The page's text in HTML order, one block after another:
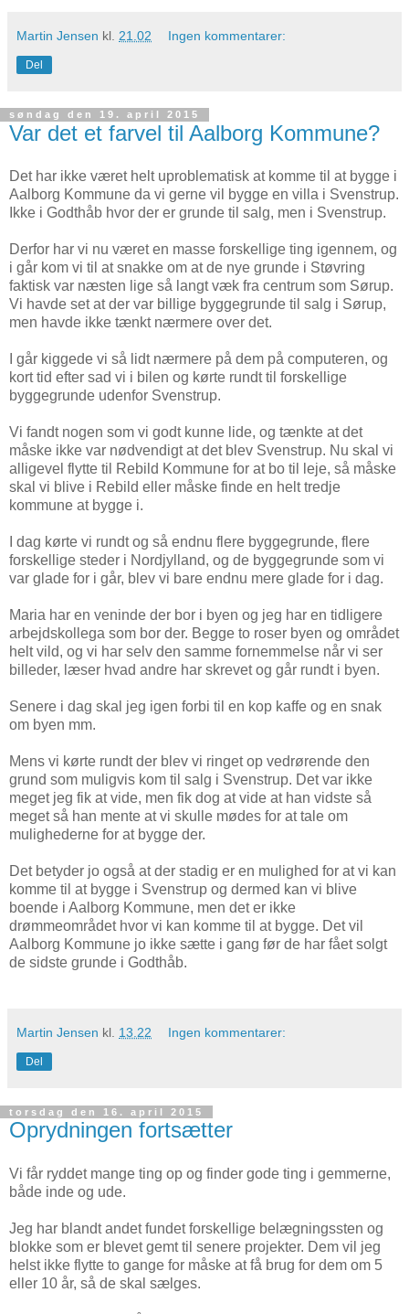
Martin Jensen kl. 21.02 Ingen kommentarer:
Del
søndag den 19. april 2015
Var det et farvel til Aalborg Kommune?
Det har ikke været helt uproblematisk at komme til at bygge i
Aalborg Kommune da vi gerne vil bygge en villa i Svenstrup.
Ikke i Godthåb hvor der er grunde til salg, men i Svenstrup.
Derfor har vi nu været en masse forskellige ting igennem, og
i går kom vi til at snakke om at de nye grunde i Støvring
faktisk var næsten lige så langt væk fra centrum som Sørup.
Vi havde set at der var billige byggegrunde til salg i Sørup,
men havde ikke tænkt nærmere over det.
I går kiggede vi så lidt nærmere på dem på computeren, og
kort tid efter sad vi i bilen og kørte rundt til forskellige
byggegrunde udenfor Svenstrup.
Vi fandt nogen som vi godt kunne lide, og tænkte at det
måske ikke var nødvendigt at det blev Svenstrup. Nu skal vi
alligevel flytte til Rebild Kommune for at bo til leje, så måske
skal vi blive i Rebild eller måske finde en helt tredje
kommune at bygge i.
I dag kørte vi rundt og så endnu flere byggegrunde, flere
forskellige steder i Nordjylland, og de byggegrunde som vi
var glade for i går, blev vi bare endnu mere glade for i dag.
Maria har en veninde der bor i byen og jeg har en tidligere
arbejdskollega som bor der. Begge to roser byen og området
helt vild, og vi har selv den samme fornemmelse når vi ser
billeder, læser hvad andre har skrevet og går rundt i byen.
Senere i dag skal jeg igen forbi til en kop kaffe og en snak
om byen mm.
Mens vi kørte rundt der blev vi ringet op vedrørende den
grund som muligvis kom til salg i Svenstrup. Det var ikke
meget jeg fik at vide, men fik dog at vide at han vidste så
meget så han mente at vi skulle mødes for at tale om
mulighederne for at bygge der.
Det betyder jo også at der stadig er en mulighed for at vi kan
komme til at bygge i Svenstrup og dermed kan vi blive
boende i Aalborg Kommune, men det er ikke
drømmeområdet hvor vi kan komme til at bygge. Det vil
Aalborg Kommune jo ikke sætte i gang før de har fået solgt
de sidste grunde i Godthåb.
Martin Jensen kl. 13.22 Ingen kommentarer:
Del
torsdag den 16. april 2015
Oprydningen fortsætter
Vi får ryddet mange ting op og finder gode ting i gemmerne,
både inde og ude.
Jeg har blandt andet fundet forskellige belægningssten og
blokke som er blevet gemt til senere projekter. Dem vil jeg
helst ikke flytte to gange for måske at få brug for dem om 5
eller 10 år, så de skal sælges.